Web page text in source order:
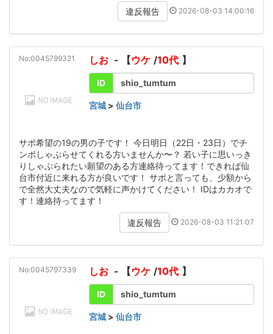
違反報告 2026-08-03 14:00:16
No:0045799321 しお - 【ウケ /10代 】
ID shio_tumtum
宮城 > 仙台市
サポ希望の19の男の子です！ 今日明日（22日・23日）でチ
ンポしゃぶらせてくれる方いませんか〜？ 若い子に思いっき
りしゃぶられたい願望のある方連絡待ってます！できれば仙
台市付近に来れる方が良いです！ サポと言っても、少額から
で全然大丈夫なので気軽に声かけてください！ IDはカカオで
す！連絡待ってます！
違反報告 2026-08-03 11:21:07
No:0045797339 しお - 【ウケ /10代 】
ID shio_tumtum
宮城 > 仙台市